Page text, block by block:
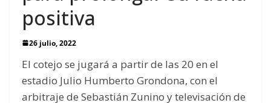
positiva
26 julio, 2022
El cotejo se jugará a partir de las 20 en el
estadio Julio Humberto Grondona, con el
arbitraje de Sebastián Zunino y televisación de